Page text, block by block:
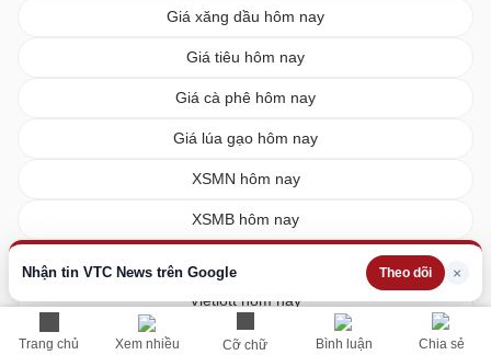
Trang chủ Xem nhiều Cỡ chữ Bình luận Chia sẻ
Nhận tin VTC News trên Google Theo dõi ×
Giá xăng dầu hôm nay
Giá tiêu hôm nay
Giá cà phê hôm nay
Giá lúa gạo hôm nay
XSMN hôm nay
XSMB hôm nay
Vietlott hôm nay